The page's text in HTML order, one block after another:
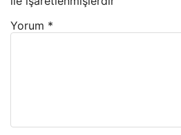
Yorum *